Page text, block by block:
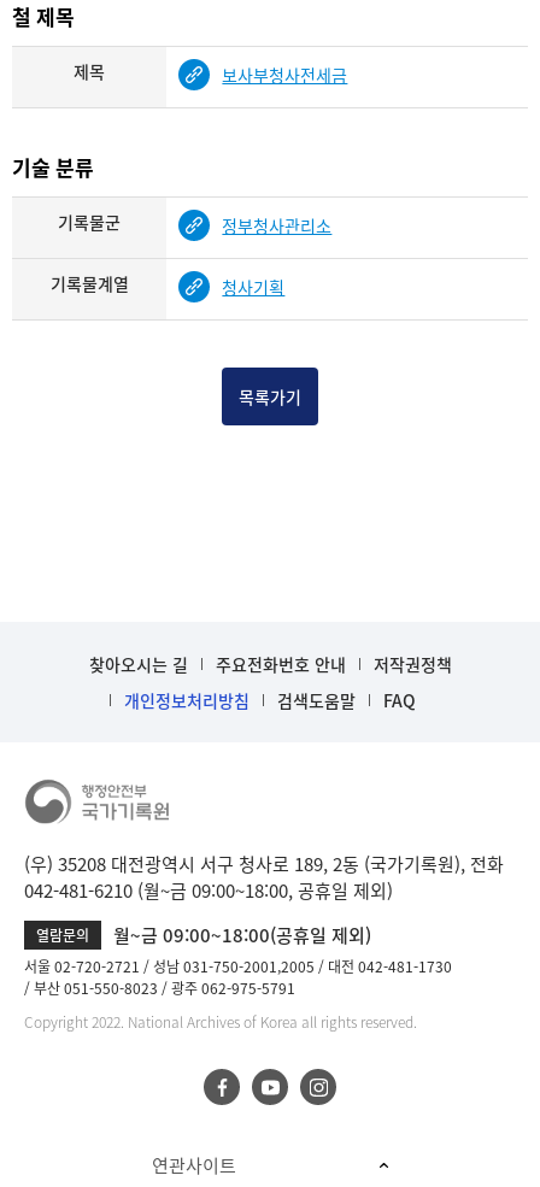
철 제목
제목 보사부청사전세금
기술 분류
기록물군 정부청사관리소
기록물계열 청사기획
목록가기
찾아오시는 길 주요전화번호 안내
저작권정책
개인정보처리방침
검색도움말 FAQ
(우) 35208 대전광역시 서구 청사로 189, 2동 (국가기록원), 전화
042-481-6210 (월~금 09:00~18:00, 공휴일 제외)
열람문의 월~금 09:00~18:00(공휴일 제외)
서울 02-720-2721 성남 031-750-2001,2005
대전 042-481-1730
부산 051-550-8023
광주 062-975-5791
Copyright 2022. National Archives of Korea all rights reserved.
연관사이트